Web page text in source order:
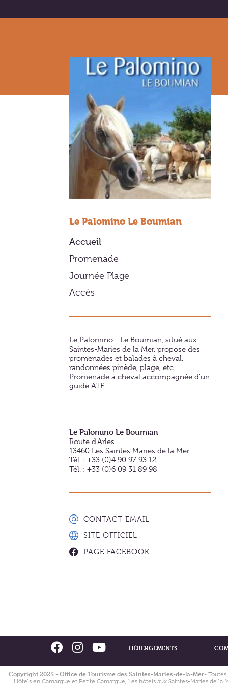
Le Palomino Le Boumian
Accueil
Promenade
Journée Plage
Accès
Le Palomino - Le Boumian, situé aux
Saintes-Maries de la Mer, propose des
promenades et balades à cheval,
randonnées pinède, plage, etc.
Promenade à cheval accompagnée d'un
guide ATE.
Le Palomino Le Boumian
Route d'Arles
13460 Les Saintes Maries de la Mer
Tél. : +33 (0)4 90 97 93 12
Tél. : +33 (0)6 09 31 89 98
CONTACT EMAIL
SITE OFFICIEL
PAGE FACEBOOK
HÉBERGEMENTS
Copyright 2025 - Office de Tourisme des Saintes-Maries-de-la-Mer-
Hôtels en Camargue et Petite Camargue, Les hôtels aux Saintes-Maries de